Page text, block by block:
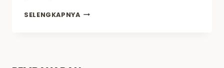
SELENGKAPNYA PERSIAPAN